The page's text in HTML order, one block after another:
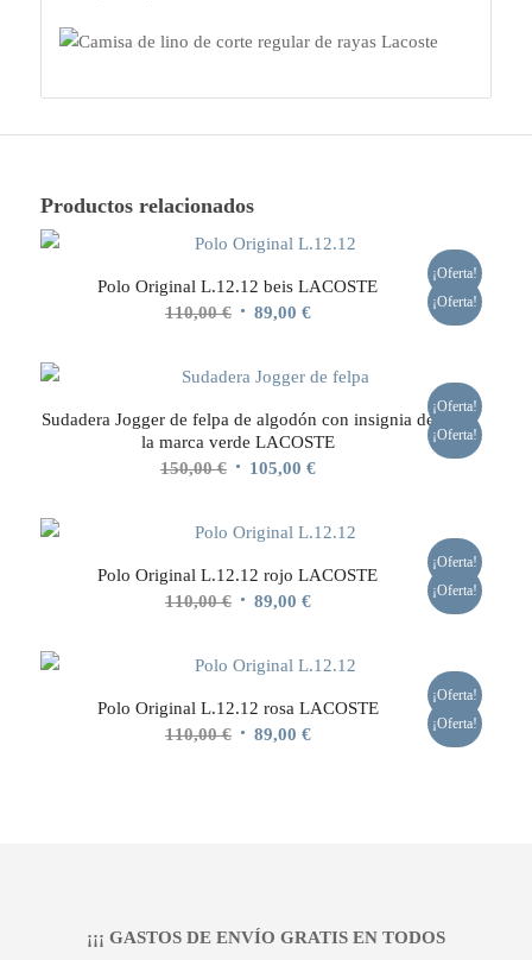
Productos relacionados
¡Oferta!
Polo Original L.12.12 beis LACOSTE
110,00€ El
original
110,00 €.
89,00 €El
actual
89,00 €.
¡Oferta!
¡Oferta!
Sudadera Jogger de felpa de algodón con insignia de
la marca verde LACOSTE
150,00€ El
original
150,00 €.
105,00 €El
actual
105,00 €.
¡Oferta!
¡Oferta!
Polo Original L.12.12 rojo LACOSTE
110,00€ El
original
110,00 €.
89,00 €El
actual
89,00 €.
¡Oferta!
¡Oferta!
Polo Original L.12.12 rosa LACOSTE
110,00€ El 89,00 €El
¡Oferta!
¡¡¡ GASTOS DE ENVÍO GRATIS EN TODOS